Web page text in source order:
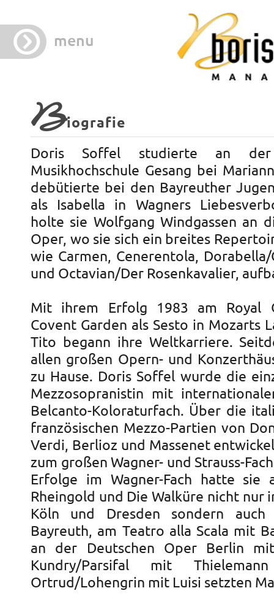
menu
Biografie
Doris Soffel studierte an der
Musikhochschule Gesang bei
debütierte bei den Bayreuther
als Isabella in Wagners
holte sie Wolfgang Windgassen an
Oper, wo sie sich ein breites
wie Carmen, Cenerentola,
und Octavian/Der Rosenkavalier,
Mit ihrem Erfolg 1983 am Royal
Covent Garden als Sesto in Mozarts
Tito begann ihre Weltkarriere.
allen großen Opern- und
zu Hause. Doris Soffel wurde die
Mezzosopranistin mit
Belcanto-Koloraturfach. Über die
französischen Mezzo-Partien von
Verdi, Berlioz und Massenet
zum großen Wagner- und Strauss-
Erfolge im Wagner-Fach hatte sie
Rheingold und Die Walküre nicht nur
Köln und Dresden sondern
Bayreuth, am Teatro alla Scala mit
an der Deutschen Oper Berlin
Kundry/Parsifal mit
Ortrud/Lohengrin mit Luisi setzten